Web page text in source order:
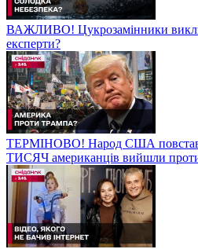
ВАЖЛИВО! Цукрозамінники
експерти?
ТЕРМІНОВО! Народ США
ТИСЯЧ американців вийшли